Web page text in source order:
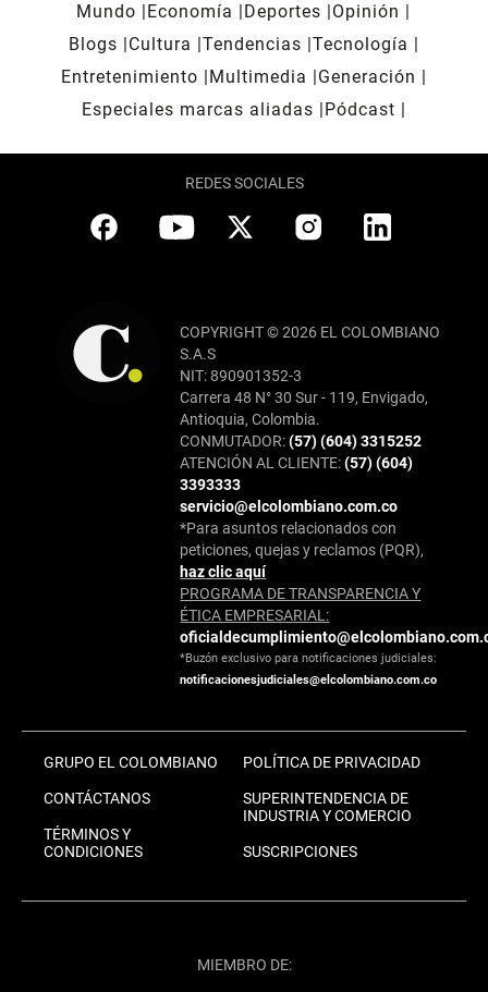
Mundo Economía Deportes
Opinión
Blogs
Cultura Tendencias Tecnología
Entretenimiento
Multimedia
Generación
Especiales marcas aliadas
Pódcast
REDES SOCIALES
COPYRIGHT © 2026 EL COLOMBIANO
S.A.S
NIT: 890901352-3
Carrera 48 N° 30 Sur - 119, Envigado,
Antioquia, Colombia.
CONMUTADOR:(57) (604) 3315252
ATENCIÓN AL CLIENTE:(57) (604)
3393333
servicio@elcolombiano.com.co
*Para asuntos relacionados con
peticiones, quejas y reclamos (PQR),
haz clic aquí
PROGRAMA DE TRANSPARENCIA Y
ÉTICA EMPRESARIAL:
*Buzón exclusivo para notificaciones judiciales:
notificacionesjudiciales@elcolombiano.com.co
GRUPO EL COLOMBIANO
CONTÁCTANOS
TÉRMINOS Y
CONDICIONES
POLÍTICA DE PRIVACIDAD
SUPERINTENDENCIA DE
INDUSTRIA Y COMERCIO
SUSCRIPCIONES
MIEMBRO DE: